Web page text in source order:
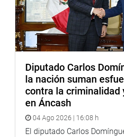
Diputado Carlos
la nación suman
contra la criminalidad
en Áncash
04 Ago 2026 | 16:08 h
El diputado Carlos